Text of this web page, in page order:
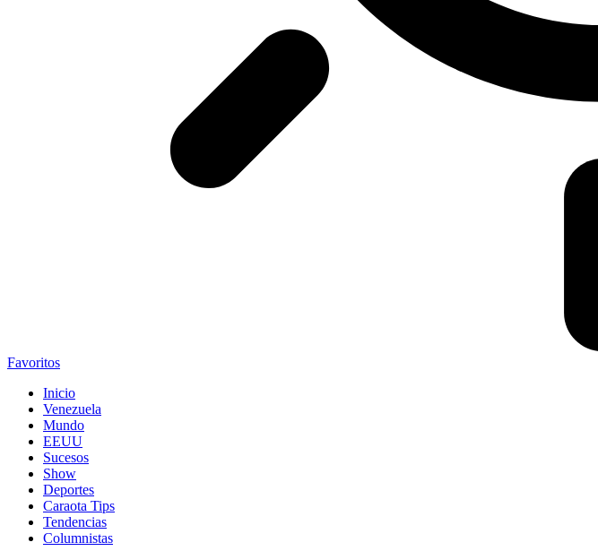
Favoritos
Inicio
Venezuela
Mundo
EEUU
Sucesos
Show
Deportes
Caraota Tips
Tendencias
Columnistas